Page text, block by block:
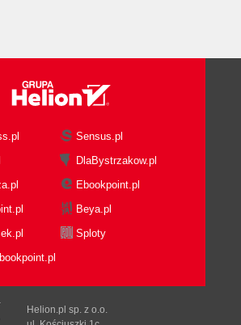
Sensus.pl
DlaBystrzakow.pl
Ebookpoint.pl
Beya.pl
Sploty
Helion.pl sp. z o.o.